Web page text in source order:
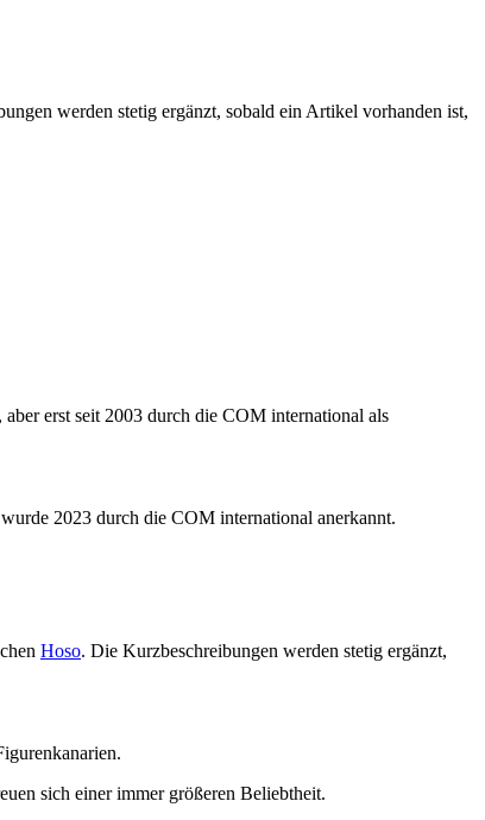
werden stetig ergänzt, sobald ein Artikel vorhanden ist,
erst seit 2003 durch die COM international als
2023 durch die COM international anerkannt.
Hoso. Die Kurzbeschreibungen werden stetig ergänzt,
sich einer immer größeren Beliebtheit.